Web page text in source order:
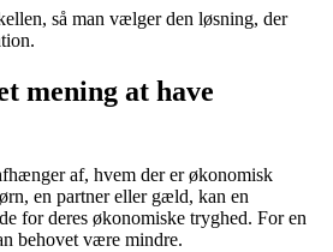
så man vælger den løsning, der
mening at have
af, hvem der er økonomisk
en partner eller gæld, kan en
for deres økonomiske tryghed. For en
behovet være mindre.